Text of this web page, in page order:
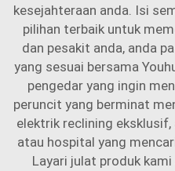
kesejahteraan anda. Isi
pilihan terbaik untuk
dan pesakit anda, anda
yang sesuai bersama
pengedar yang ingin
peruncit yang berminat
elektrik reclining
atau hospital yang
Layari julat produk